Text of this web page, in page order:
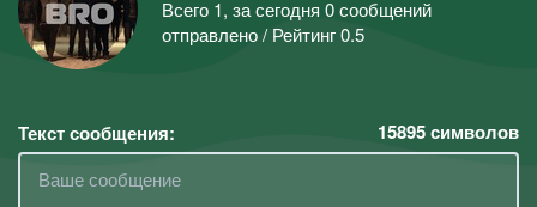
Всего 1, за сегодня 0 сообщений
отправлено / Рейтинг 0.5
Текст сообщения: 15895символов